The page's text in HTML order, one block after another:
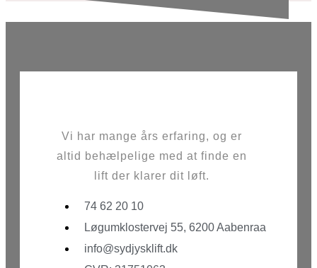
Vi har mange års erfaring, og er
altid behælpelige med at finde en
lift der klarer dit løft.
74 62 20 10
Løgumklostervej 55, 6200 Aabenraa
info@sydjysklift.dk